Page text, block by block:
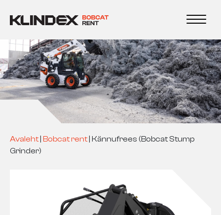
Avaleht| Bobcat rent| Kännufrees (Bobcat Stump
Grinder)